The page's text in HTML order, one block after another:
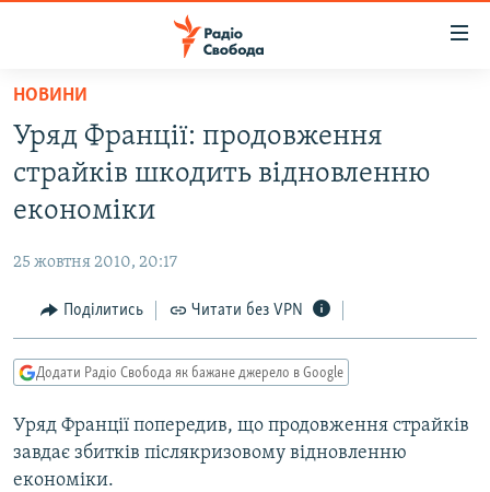
Перейти
основного
матеріалу
Перейти
до
основної
Перейти
до
пошуку
ВСЕ ЗА ДОБУ
СТАТТІ
СУСПІЛЬСТВО
УКРАЇНА
РОСІЙСЬКА «ФІЛЬТРАЦІЯ»
ДОНБАС.РЕАЛІЇ
ТИ ЯК?
СХЕМИ
КИТАЙ.ВИКЛИКИ
НОВИНИ
Уряд Франції: продовження
страйків шкодить відновленню
економіки
25 жовтня 2010, 20:17
Поділитись Читати без VPN
Додати Радіо Свобода як бажане джерело в Google
Уряд Франції попередив, що продовження страйків
завдає збитків післякризовому відновленню
економіки.